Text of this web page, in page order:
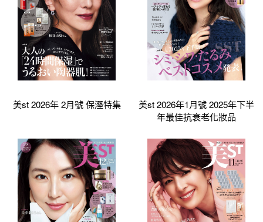
美st 2026年 2月號 保溼特集
美st 2026年1月號 2025年下半
年最佳抗衰老化妝品